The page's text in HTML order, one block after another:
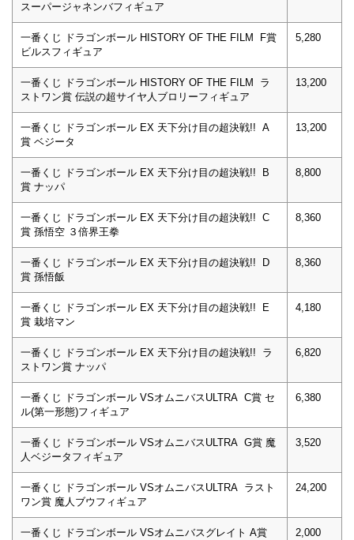
スーパージャネンバフィギュア
一番くじ ドラゴンボール HISTORY OF THE FILM F賞
ビルスフィギュア
5,280
一番くじ ドラゴンボール HISTORY OF THE FILM ラ
ストワン賞 伝説の超サイヤ人ブロリーフィギュア
13,200
一番くじ ドラゴンボール EX 天下分け目の超決戦!! A
賞 ベジータ
13,200
一番くじ ドラゴンボール EX 天下分け目の超決戦!! B
賞 ナッパ
8,800
一番くじ ドラゴンボール EX 天下分け目の超決戦!! C
賞 孫悟空 ３倍界王拳
8,360
一番くじ ドラゴンボール EX 天下分け目の超決戦!! D
賞 孫悟飯
8,360
一番くじ ドラゴンボール EX 天下分け目の超決戦!! E
賞 栽培マン
4,180
一番くじ ドラゴンボール EX 天下分け目の超決戦!! ラ
ストワン賞 ナッパ
6,820
一番くじ ドラゴンボール VSオムニバスULTRA C賞 セ
ル(第一形態)フィギュア
6,380
一番くじ ドラゴンボール VSオムニバスULTRA G賞 魔
人ベジータフィギュア
3,520
一番くじ ドラゴンボール VSオムニバスULTRA ラスト
ワン賞 魔人ブウフィギュア
24,200
一番くじ ドラゴンボール VSオムニバスグレイト A賞
2,000